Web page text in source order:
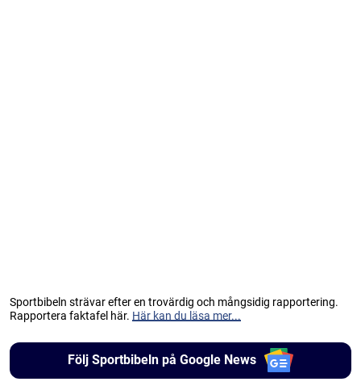
Sportbibeln strävar efter en trovärdig och mångsidig rapportering.
Rapportera faktafel här. Här kan du läsa mer...
Följ Sportbibeln på Google News